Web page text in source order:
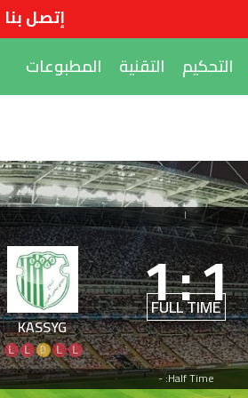
إتصل بنا
التحكيم التقنية المطبوعات
|
1
:
1
FULL TIME
KASSYG
L
L
D
L
L
Half Time: -